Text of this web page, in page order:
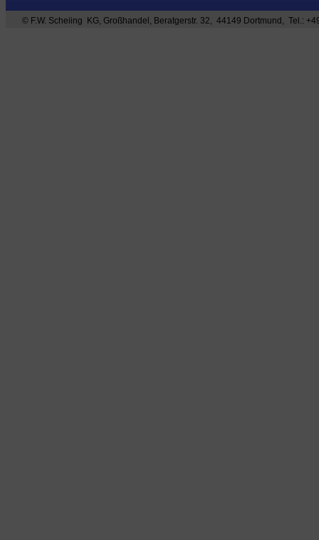
© F.W. Scheiing KG, Großhandel, Beratgerstr. 32, 44149 Dortmund, Tel.: